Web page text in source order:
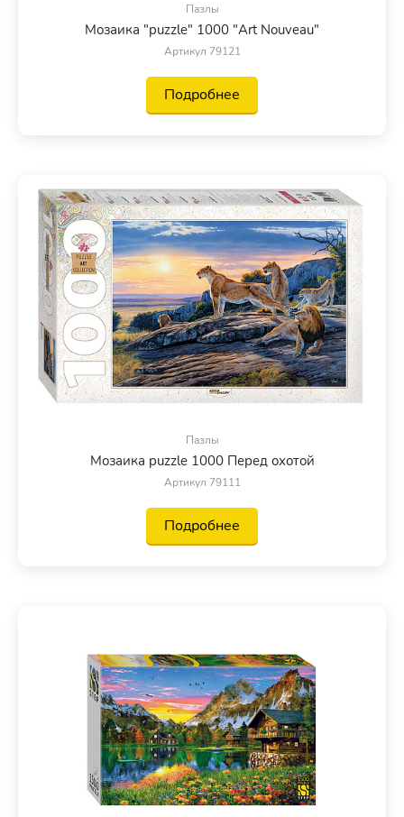
Пазлы
Мозаика "puzzle" 1000 "Art Nouveau"
Артикул 79121
Подробнее
Пазлы
Мозаика puzzle 1000 Перед охотой
Артикул 79111
Подробнее